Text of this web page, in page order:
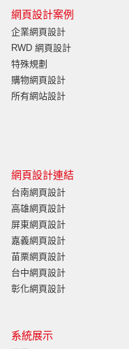
網頁設計案例
企業網頁設計
RWD 網頁設計
特殊規劃
購物網頁設計
所有網站設計
網頁設計連結
台南網頁設計
高雄網頁設計
屏東網頁設計
嘉義網頁設計
苗栗網頁設計
台中網頁設計
彰化網頁設計
系統展示